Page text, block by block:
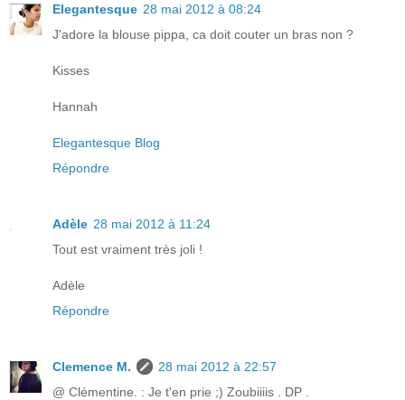
Elegantesque 28 mai 2012 à 08:24
J'adore la blouse pippa, ca doit couter un bras non ?
Kisses
Hannah
Elegantesque Blog
Répondre
Adèle 28 mai 2012 à 11:24
Tout est vraiment très joli !
Adèle
Répondre
Clemence M.
28 mai 2012 à 22:57
@ Clémentine. : Je t'en prie ;) Zoubiiiis . DP .